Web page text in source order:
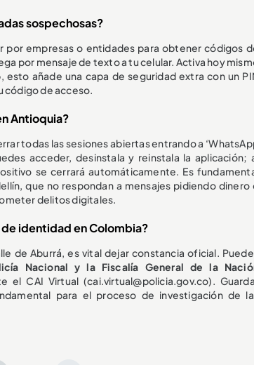
sospechosas?
por empresas o entidades para obtener códigos
por mensaje de texto a tu celular. Activa hoy
esto añade una capa de seguridad extra con un
código de acceso.
Antioquia?
todas las sesiones abiertas entrando a
acceder, desinstala y reinstala la aplicación;
se cerrará automáticamente. Es
que no respondan a mensajes pidiendo dinero
delitos digitales.
identidad en Colombia?
de Aburrá, es vital dejar constancia oficial.
Nacional y la Fiscalía General de la
CAI Virtual (cai.virtual@policia.gov.co).
para el proceso de investigación de